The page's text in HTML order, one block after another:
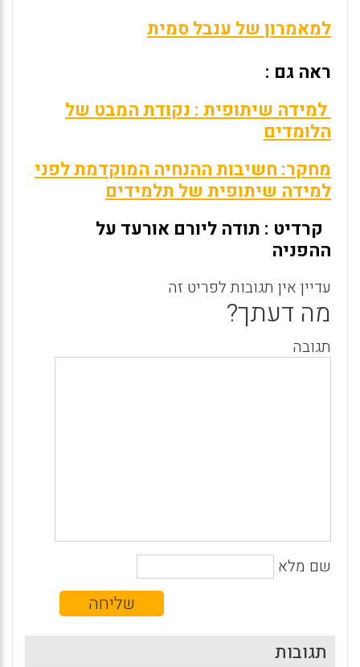
למאמרון של ענבל סמית
ראה גם :
למידה שיתופית : נקודת המבט של
הלומדים
מחקר: חשיבות ההנחיה המוקדמת לפני
למידה שיתופית של תלמידים
קרדיט : תודה ליורם אורעד על
ההפניה
עדיין אין תגובות לפריט זה
מה דעתך?
תגובה
שם מלא
תגובות